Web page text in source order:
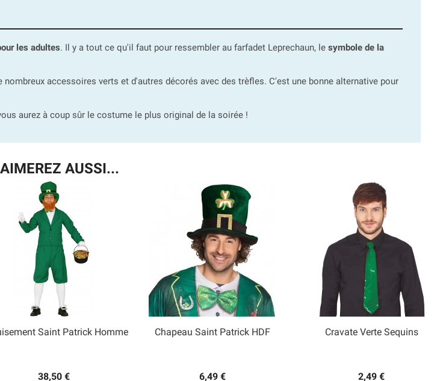
les adultes. Il y a tout ce qu'il faut pour ressembler au farfadet Leprechaun, le symbole de la
accessoires verts et d'autres décorés avec des trèfles. C'est une bonne alternative pour
aurez à coup sûr le costume le plus original de la soirée !
AUSSI...
Saint Patrick Homme
38,50 €
Chapeau Saint Patrick HDF
6,49 €
Cravate Verte Sequins
2,49 €